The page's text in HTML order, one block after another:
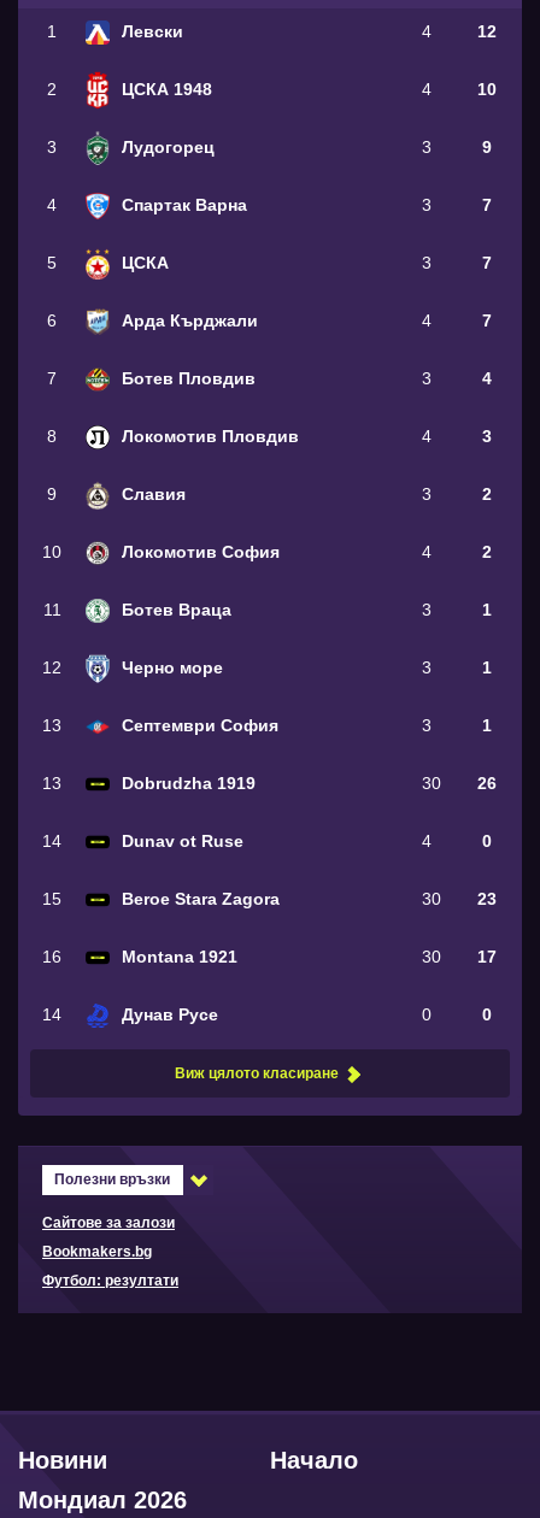
1 Левски 4 12
2 ЦСКА 1948 4 10
3 Лудогорец 3 9
4 Спартак Варна 3 7
5 ЦСКА 3 7
6 Арда Кърджали 4 7
7 Ботев Пловдив 3 4
8 Локомотив Пловдив 4 3
9 Славия 3 2
10 Локомотив София 4 2
11 Ботев Враца 3 1
12 Черно море 3 1
13 Септември София 3 1
13 Dobrudzha 1919 30 26
14 Dunav ot Ruse 4 0
15 Beroe Stara Zagora 30 23
16 Montana 1921 30 17
14 Дунав Русе 0 0
Виж цялото класиране
Полезни връзки
Сайтове за залози
Bookmakers.bg
Футбол: резултати
Начало
Новини
Мондиал 2026